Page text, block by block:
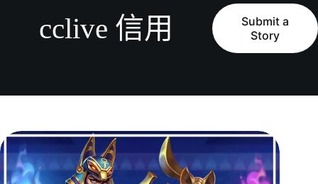
cclive 信用
Submit a
Story